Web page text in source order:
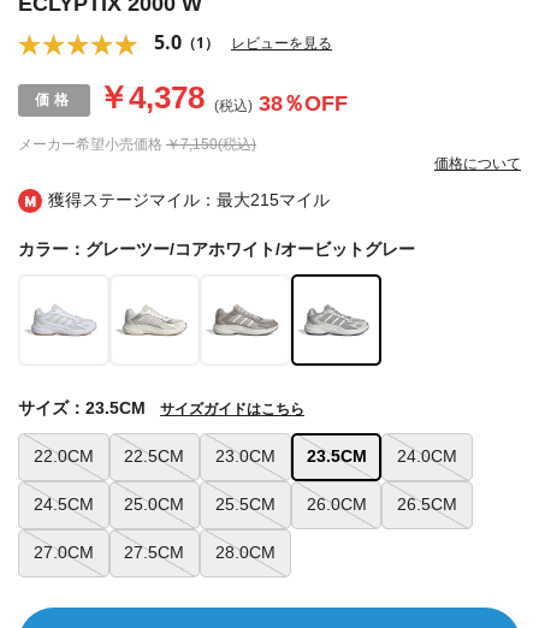
獲得ステージマイル：最大215マイル
5.0 （1） レビューを見る
メーカー希望小売価格 ￥7,150(税込)
￥4,378 (税込) 38％OFF
価格について
カラー：グレーツー/コアホワイト/オービットグレー
22.0CM 22.5CM 23.0CM 23.5CM 24.0CM
24.5CM 25.0CM 25.5CM 26.0CM 26.5CM
27.0CM 27.5CM 28.0CM
サイズ：23.5CM サイズガイドはこちら